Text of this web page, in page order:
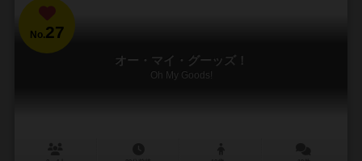
No.27
オー・マイ・グーッズ！
Oh My Goods!